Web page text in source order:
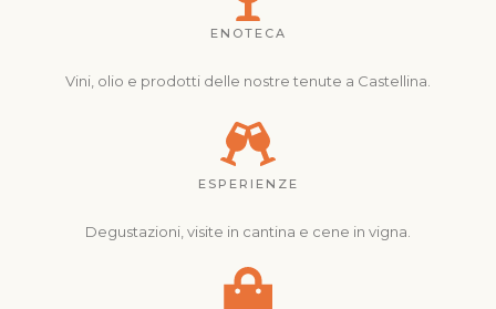
ENOTECA
Vini, olio e prodotti delle nostre tenute a Castellina.
ESPERIENZE
Degustazioni, visite in cantina e cene in vigna.